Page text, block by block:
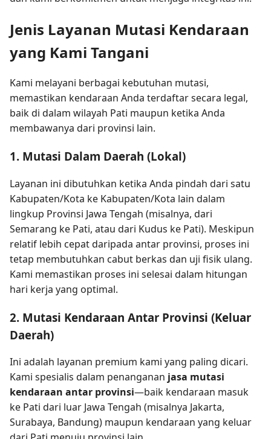
Jenis Layanan Mutasi Kendaraan
yang Kami Tangani
Kami melayani berbagai kebutuhan mutasi,
memastikan kendaraan Anda terdaftar secara legal,
baik di dalam wilayah Pati maupun ketika Anda
membawanya dari provinsi lain.
1. Mutasi Dalam Daerah (Lokal)
Layanan ini dibutuhkan ketika Anda pindah dari satu
Kabupaten/Kota ke Kabupaten/Kota lain dalam
lingkup Provinsi Jawa Tengah (misalnya, dari
Semarang ke Pati, atau dari Kudus ke Pati). Meskipun
relatif lebih cepat daripada antar provinsi, proses ini
tetap membutuhkan cabut berkas dan uji fisik ulang.
Kami memastikan proses ini selesai dalam hitungan
hari kerja yang optimal.
2. Mutasi Kendaraan Antar Provinsi (Keluar
Daerah)
Ini adalah layanan premium kami yang paling dicari.
Kami spesialis dalam penanganan jasa mutasi
kendaraan antar provinsi—baik kendaraan masuk
ke Pati dari luar Jawa Tengah (misalnya Jakarta,
Surabaya, Bandung) maupun kendaraan yang keluar